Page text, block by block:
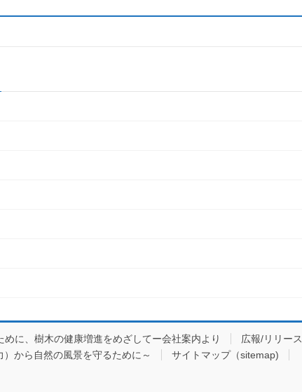
めに、樹木の健康増進をめざしてー会社案内より 広報/リリース
から自然の風景を守るために～
サイトマップ（sitemap)